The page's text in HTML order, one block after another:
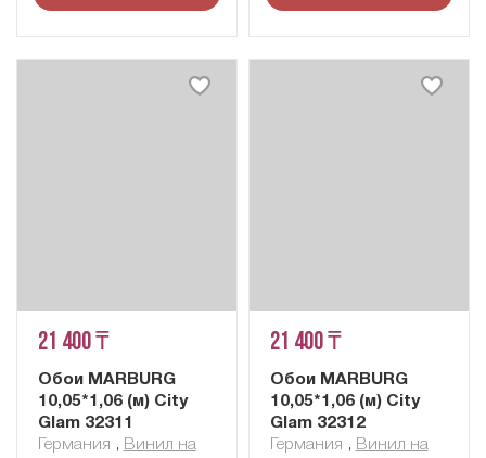
21 400 ₸
Обои MARBURG
10,05*1,06 (м) City
Glam 32311
Германия , Винил на
21 400 ₸
Обои MARBURG
10,05*1,06 (м) City
Glam 32312
Германия , Винил на